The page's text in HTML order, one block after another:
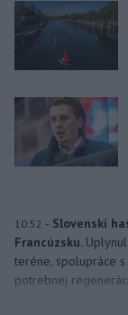
10:52 - Slovenskí
Francúzsku.
teréne, spolupráce s
potrebnej